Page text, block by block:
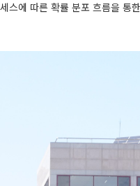
따른 확률 분포 흐름을 통한